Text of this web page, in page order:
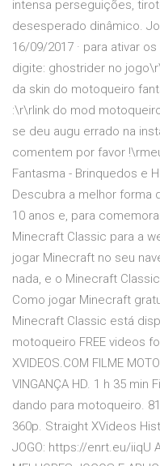
intensa perseguições,
desesperado dinâmico.
16/09/2017 · para ativar
digite: ghostrider no
da skin do motoqueiro
:\r\rlink do mod
se deu augu errado na
comentem por favor
Fantasma - Brinquedos e
Descubra a melhor forma
10 anos e, para
Minecraft Classic para a
jogar Minecraft no seu
nada, e o Minecraft
Como jogar Minecraft
Minecraft Classic está
motoqueiro FREE videos
XVIDEOS.COM FILME
VINGANÇA HD. 1 h 35 min
dando para motoqueiro.
360p. Straight XVideos
JOGO: https://enrt.eu/iiqU